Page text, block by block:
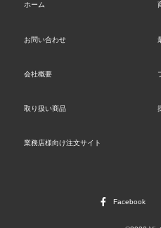
ホーム
お問い合わせ
会社概要
取り扱い商品
業務店様向け注文サイト
Facebook